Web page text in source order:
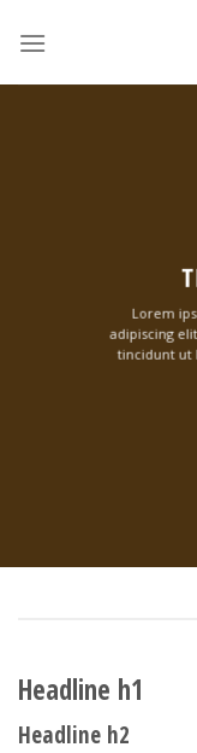
Lorem
adipiscing
tincidunt ut
Headline h1
Headline h2